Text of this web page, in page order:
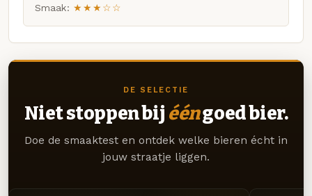
Smaak: ★★★☆☆
DE SELECTIE
Niet stoppen bij ééngoed bier.
Doe de smaaktest en ontdek welke bieren écht in
jouw straatje liggen.